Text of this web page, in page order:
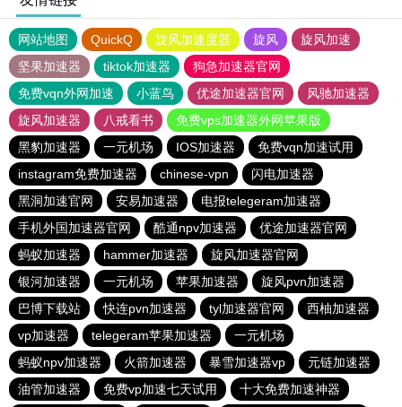
网站地图 QuickQ 旋风加速度器 旋风
旋风加速
坚果加速器
tiktok加速器
狗急加速器官网
免费vqn外网加速
小蓝鸟 优途加速器官网
风驰加速器
旋风加速器
八戒看书
免费vps加速器外网苹果版
黑豹加速器
一元机场 IOS加速器
免费vqn加速试用
instagram免费加速器
chinese-vpn
闪电加速器
黑洞加速官网
安易加速器
电报telegeram加速器
手机外国加速器官网
酷通npv加速器
优途加速器官网
蚂蚁加速器
hammer加速器
旋风加速器官网
银河加速器
一元机场 苹果加速器
旋风pvn加速器
巴博下载站
快连pvn加速器 tyl加速器官网
西柚加速器
vp加速器
telegeram苹果加速器
一元机场
蚂蚁npv加速器
火箭加速器 暴雪加速器vp
元链加速器
油管加速器
免费vp加速七天试用 十大免费加速神器